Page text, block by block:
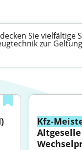
Sie vielfältige
zur
Kfz-